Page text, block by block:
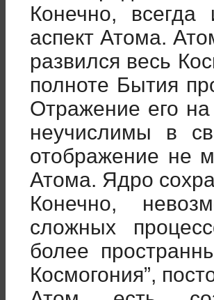
Конечно,
аспект Атома.
развился весь
полноте Бытия
Отражение его
неучислимы в
отображение не
Атома. Ядро
Конечно,
сложных
более
Космогония”,